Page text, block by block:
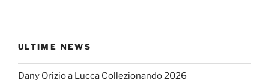
ULTIME NEWS
Dany Orizio a Lucca Collezionando 2026